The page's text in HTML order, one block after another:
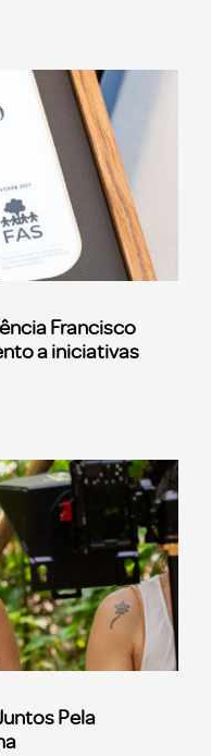
Francisco
a iniciativas
Pela